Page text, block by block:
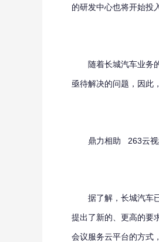
的研发中心也将开始投
随着长城汽车业务的
亟待解决的问题，因此
鼎力相助 263云视频
据了解，长城汽车已
提出了新的、更高的要
会议服务云平台的方式